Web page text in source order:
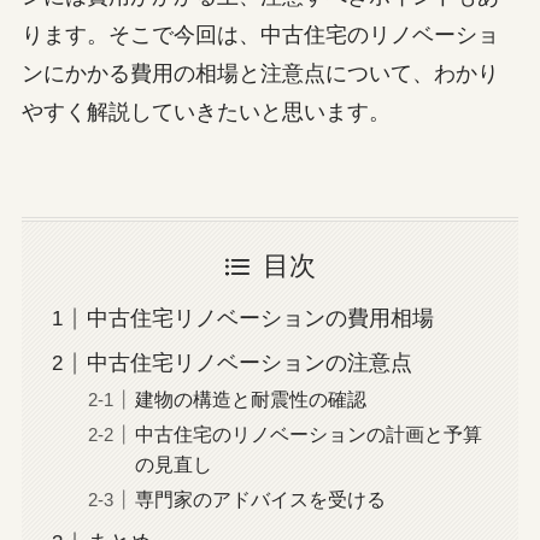
ります。そこで今回は、中古住宅のリノベーショ
ンにかかる費用の相場と注意点について、わかり
やすく解説していきたいと思います。
目次
中古住宅リノベーションの費用相場
中古住宅リノベーションの注意点
建物の構造と耐震性の確認
中古住宅のリノベーションの計画と予算
の見直し
専門家のアドバイスを受ける